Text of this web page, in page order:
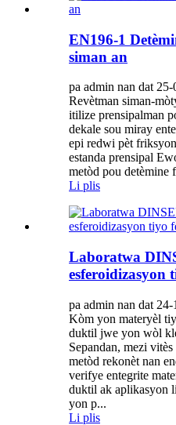
EN196-1
siman an
pa admin nan dat
Revètman siman-
itilize prensipalman
dekale sou miray
epi redwi pèt
estanda prensipal
metòd pou detèmine
Li plis
Laboratwa
esferoidizasyon
pa admin nan dat
Kòm yon materyèl
duktil jwe yon wòl
Sepandan, mezi
metòd rekonèt nan
verifye entegrite
duktil ak aplikasyon
yon p...
Li plis